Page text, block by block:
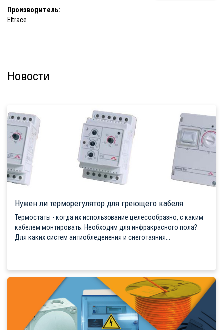
Производитель:
Eltrace
Новости
Нужен ли терморегулятор для греющего кабеля
Термостаты - когда их использование целесообразно, с каким
кабелем монтировать. Необходим для инфракрасного пола?
Для каких систем антиобледенения и снеготаяния...